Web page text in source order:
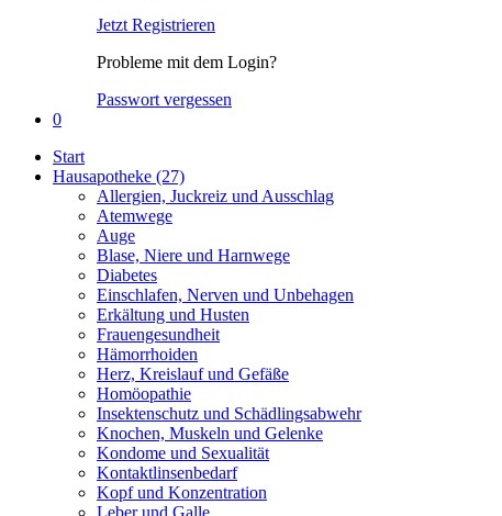
Jetzt Registrieren
Probleme mit dem Login?
Passwort vergessen
0
Start
Hausapotheke (27)
Allergien, Juckreiz und Ausschlag
Atemwege
Auge
Blase, Niere und Harnwege
Diabetes
Einschlafen, Nerven und Unbehagen
Erkältung und Husten
Frauengesundheit
Hämorrhoiden
Herz, Kreislauf und Gefäße
Homöopathie
Insektenschutz und Schädlingsabwehr
Knochen, Muskeln und Gelenke
Kondome und Sexualität
Kontaktlinsenbedarf
Kopf und Konzentration